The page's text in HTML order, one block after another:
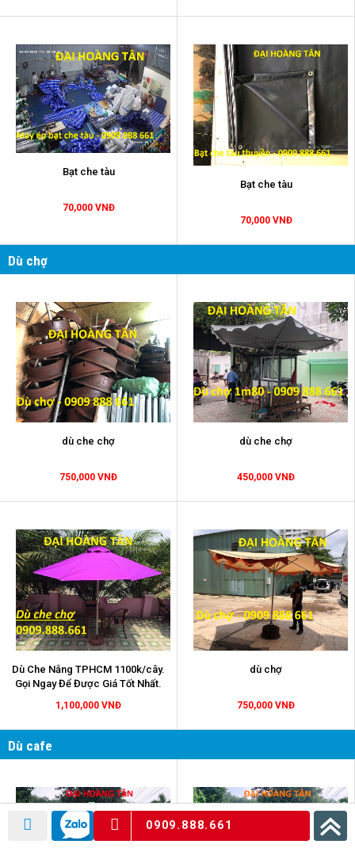
Bạt che tàu
70,000 VNĐ
Bạt che tàu
70,000 VNĐ
Dù chợ
dù che chợ
750,000 VNĐ
dù che chợ
450,000 VNĐ
Dù Che Nắng TPHCM 1100k/cây.
Gọi Ngay Để Được Giá Tốt Nhất.
1,100,000 VNĐ
dù chợ
750,000 VNĐ
Dù cafe
0909.888.661